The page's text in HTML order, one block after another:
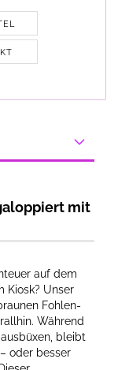
mit
auf dem
Kiosk? Unser
Fohlen-
Während
bleibt
oder besser